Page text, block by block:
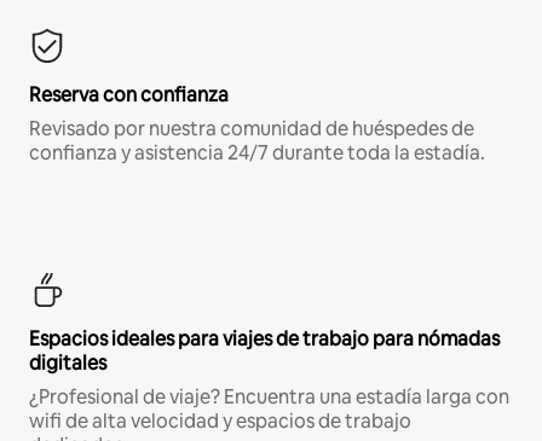
Reserva con confianza
Revisado por nuestra comunidad de huéspedes de
confianza y asistencia 24/7 durante toda la estadía.
Espacios ideales para viajes de trabajo para nómadas
digitales
¿Profesional de viaje? Encuentra una estadía larga con
wifi de alta velocidad y espacios de trabajo